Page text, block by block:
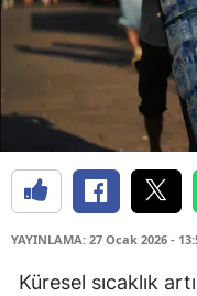
YAYINLAMA: 27 Ocak 2026 -
Küresel sıcaklık